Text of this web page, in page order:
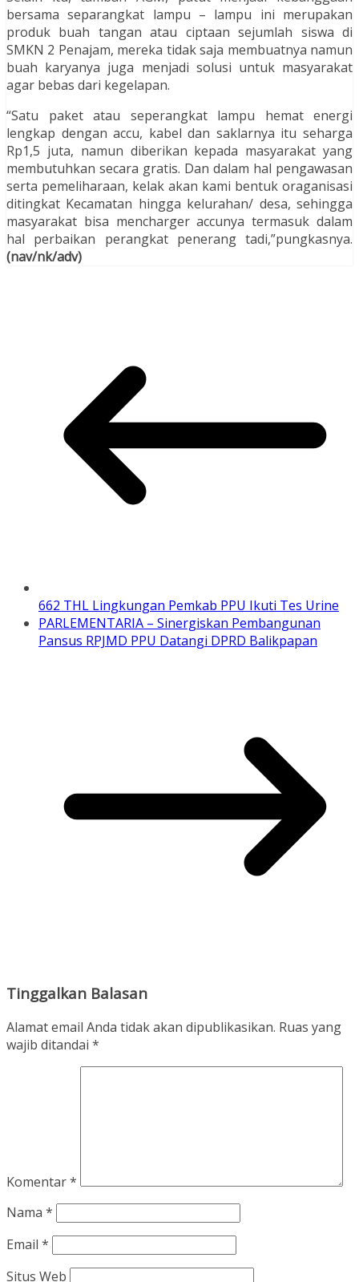
bersama separangkat lampu – lampu ini merupakan
produk buah tangan atau ciptaan sejumlah siswa di
SMKN 2 Penajam, mereka tidak saja membuatnya namun
buah karyanya juga menjadi solusi untuk masyarakat
agar bebas dari kegelapan.
“Satu paket atau seperangkat lampu hemat energi
lengkap dengan accu, kabel dan saklarnya itu seharga
Rp1,5 juta, namun diberikan kepada masyarakat yang
membutuhkan secara gratis. Dan dalam hal pengawasan
serta pemeliharaan, kelak akan kami bentuk oraganisasi
ditingkat Kecamatan hingga kelurahan/ desa, sehingga
masyarakat bisa mencharger accunya termasuk dalam
hal perbaikan perangkat penerang tadi,”pungkasnya.
(nav/nk/adv)
662 THL Lingkungan Pemkab PPU Ikuti Tes Urine
PARLEMENTARIA – Sinergiskan Pembangunan
Pansus RPJMD PPU Datangi DPRD Balikpapan
Tinggalkan Balasan
Alamat email Anda tidak akan dipublikasikan. Ruas yang
wajib ditandai *
Komentar*
Nama *
Email *
Situs Web